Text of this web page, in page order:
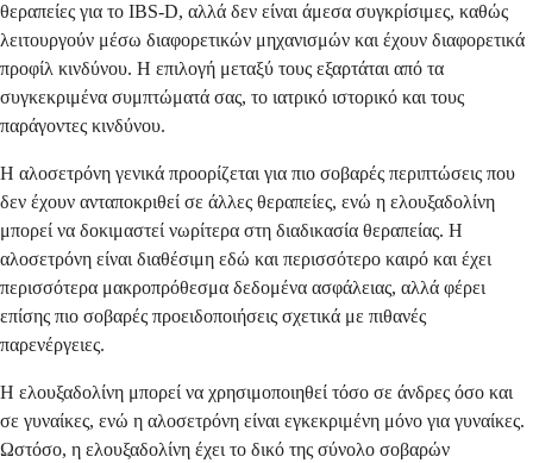
θεραπείες για το IBS-D, αλλά δεν είναι άμεσα συγκρίσιμες, καθώς
λειτουργούν μέσω διαφορετικών μηχανισμών και έχουν διαφορετικά
προφίλ κινδύνου. Η επιλογή μεταξύ τους εξαρτάται από τα
συγκεκριμένα συμπτώματά σας, το ιατρικό ιστορικό και τους
παράγοντες κινδύνου.
Η αλοσετρόνη γενικά προορίζεται για πιο σοβαρές περιπτώσεις που
δεν έχουν ανταποκριθεί σε άλλες θεραπείες, ενώ η ελουξαδολίνη
μπορεί να δοκιμαστεί νωρίτερα στη διαδικασία θεραπείας. Η
αλοσετρόνη είναι διαθέσιμη εδώ και περισσότερο καιρό και έχει
περισσότερα μακροπρόθεσμα δεδομένα ασφάλειας, αλλά φέρει
επίσης πιο σοβαρές προειδοποιήσεις σχετικά με πιθανές
παρενέργειες.
Η ελουξαδολίνη μπορεί να χρησιμοποιηθεί τόσο σε άνδρες όσο και
σε γυναίκες, ενώ η αλοσετρόνη είναι εγκεκριμένη μόνο για γυναίκες.
Ωστόσο, η ελουξαδολίνη έχει το δικό της σύνολο σοβαρών